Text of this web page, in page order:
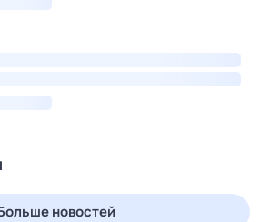
новостей